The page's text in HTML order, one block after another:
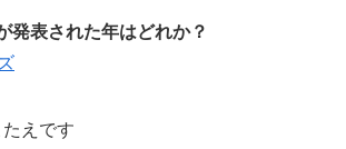
発表された年はどれか？
えです